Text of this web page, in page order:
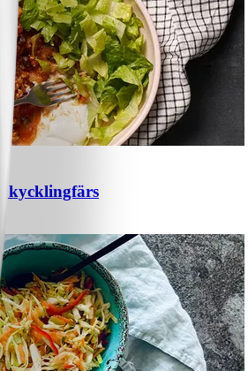
kycklingfärs